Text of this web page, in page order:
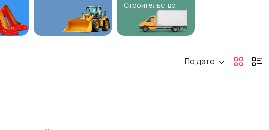
Строительство
По дате